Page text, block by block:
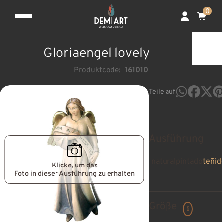
0
Gloriaengel lovely
Produktcode: 161010
Klicke, um das
Foto in dieser Ausführung zu erhalten
Teile auf